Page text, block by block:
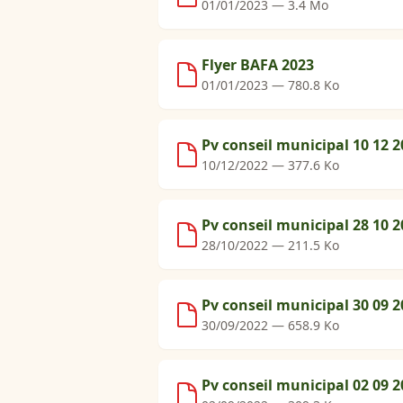
01/01/2023 — 3.4 Mo
Flyer BAFA 2023
01/01/2023 — 780.8 Ko
Pv conseil municipal 10 12
10/12/2022 — 377.6 Ko
Pv conseil municipal 28 10
28/10/2022 — 211.5 Ko
Pv conseil municipal 30 09
30/09/2022 — 658.9 Ko
Pv conseil municipal 02 09